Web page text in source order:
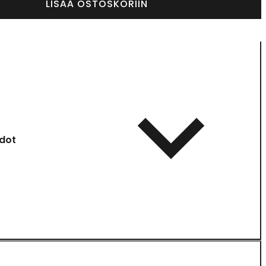
LISÄÄ OSTOSKORIIN